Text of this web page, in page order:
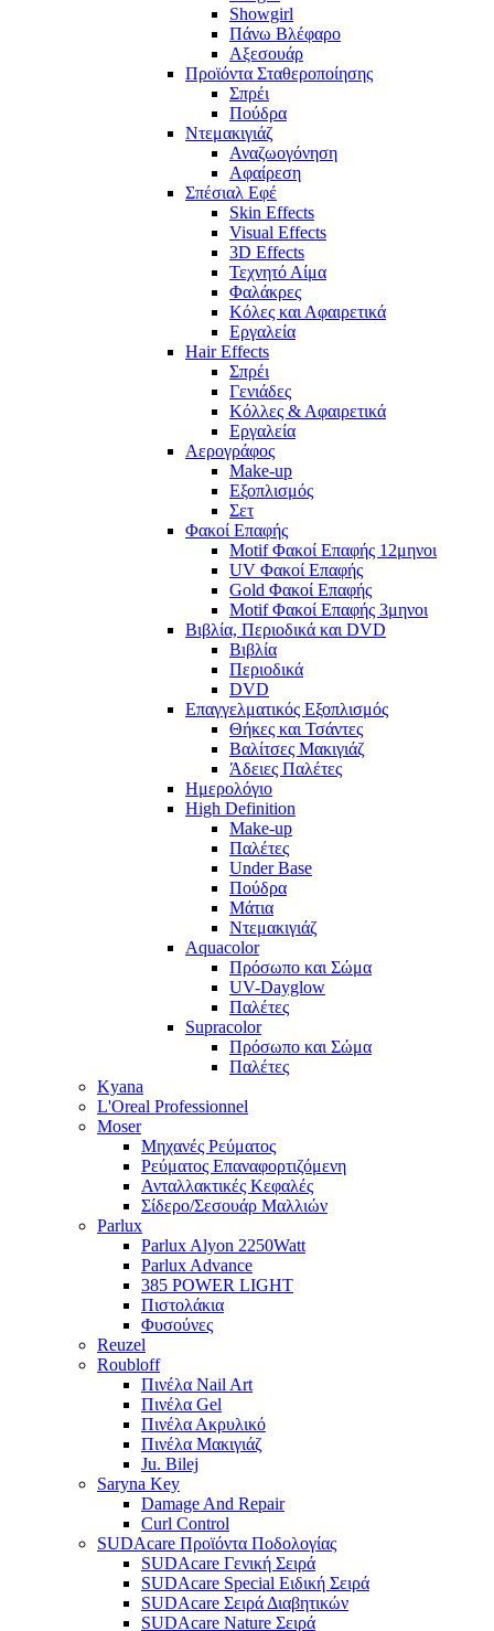
Showgirl
Πάνω Βλέφαρο
Αξεσουάρ
Προϊόντα Σταθεροποίησης
Σπρέι
Πούδρα
Ντεμακιγιάζ
Αναζωογόνηση
Αφαίρεση
Σπέσιαλ Εφέ
Skin Effects
Visual Effects
3D Effects
Τεχνητό Αίμα
Φαλάκρες
Κόλες και Αφαιρετικά
Εργαλεία
Hair Effects
Σπρέι
Γενιάδες
Κόλλες & Αφαιρετικά
Εργαλεία
Αερογράφος
Make-up
Εξοπλισμός
Σετ
Φακοί Επαφής
Motif Φακοί Επαφής 12μηνοι
UV Φακοί Επαφής
Gold Φακοί Επαφής
Motif Φακοί Επαφής 3μηνοι
Βιβλία, Περιοδικά και DVD
Βιβλία
Περιοδικά
DVD
Επαγγελματικός Εξοπλισμός
Θήκες και Τσάντες
Βαλίτσες Μακιγιάζ
Άδειες Παλέτες
Ημερολόγιο
High Definition
Make-up
Παλέτες
Under Base
Πούδρα
Μάτια
Ντεμακιγιάζ
Aquacolor
Πρόσωπο και Σώμα
UV-Dayglow
Παλέτες
Supracolor
Πρόσωπο και Σώμα
Παλέτες
Kyana
L'Oreal Professionnel
Moser
Μηχανές Ρεύματος
Ρεύματος Επαναφορτιζόμενη
Ανταλλακτικές Κεφαλές
Σίδερο/Σεσουάρ Μαλλιών
Parlux
Parlux Alyon 2250Watt
Parlux Advance
385 POWER LIGHT
Πιστολάκια
Φυσούνες
Reuzel
Roubloff
Πινέλα Nail Art
Πινέλα Gel
Πινέλα Ακρυλικό
Πινέλα Μακιγιάζ
Ju. Bilej
Saryna Key
Damage And Repair
Curl Control
SUDAcare Προϊόντα Ποδολογίας
SUDAcare Γενική Σειρά
SUDAcare Special Ειδική Σειρά
SUDAcare Σειρά Διαβητικών
SUDAcare Nature Σειρά